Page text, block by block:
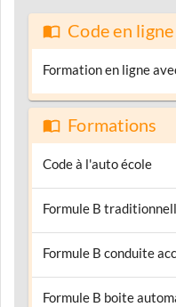
Code en ligne
Formation en ligne
Formations
Code à l'auto école
Formule B
Formule B conduite
Formule B boite